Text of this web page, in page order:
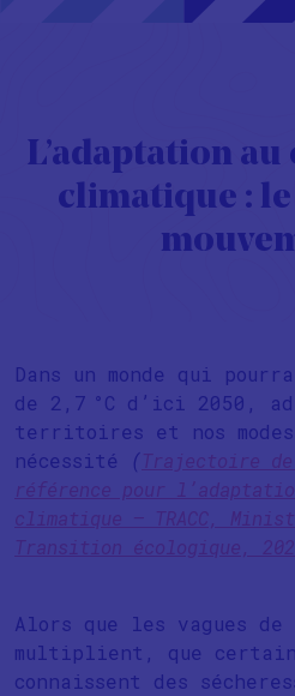
L’adaptation
climatique :
Dans un monde qui
de 2,7 °C d’ici 2050,
territoires et nos
nécessité
(Trajectoire de
référence pour
climatique – TRACC,
Transition écologique,
Alors que les vagues de
multiplient, que
connaissent des